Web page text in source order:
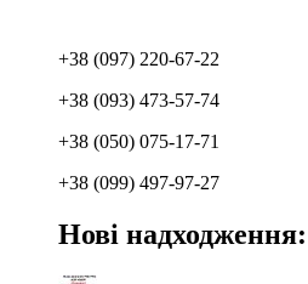
+38 (097) 220-67-22
+38 (093) 473-57-74
+38 (050) 075-17-71
+38 (099) 497-97-27
Нові надходження: